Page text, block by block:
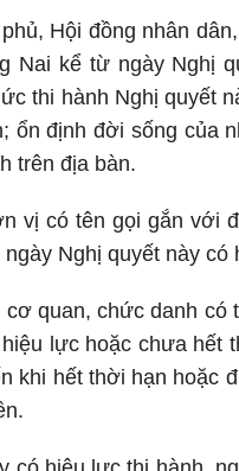
Hội đồng nhân
Nai kể từ ngày Nghị
thi hành Nghị quyết
ổn định đời sống của
trên địa bàn.
vị có tên gọi gắn với
Nghị quyết này có
quan, chức danh có
lực hoặc chưa
khi hết thời hạn hoặc